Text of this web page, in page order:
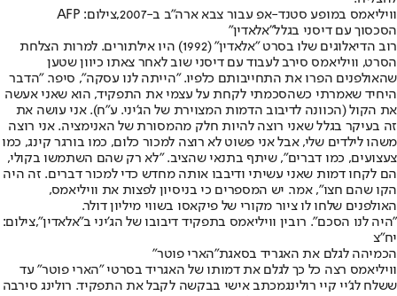
וויליאמס במופע סטנד-אפ עבור צבא ארה"ב ב-2007,צילום: AFP
הסכסוך עם דיסני בגלל"אלאדין"
רוב הדיאלוגים שלו בסרט "אלאדין" (1992) היו אילתורים. למרות הצלחת
הסרט, וויליאמס סירב לעבוד עם דיסני שוב לאחר צאתו כיוון שטען
שהאולפנים הפרו את התחייבותם כלפיו. "הייתה לנו עסקה", סיפר. "הדבר
היחיד שאמרתי כשהסכמתי לקחת על עצמי את התפקיד, הוא שאני אעשה
את הקול (הכוונה לדיבוב הדמות המצוירת של הג'יני. ע"ח). אני עושה את
זה בעיקר בגלל שאני רוצה להיות חלק מהמסורת של האנימציה. אני רוצה
משהו לילדים שלי, אבל אני פשוט לא רוצה למכור כלום, כמו בורגר קינג, כמו
צעצועים, כמו דברים", שיתף בתנאי שהציב. "לא רק שהם השתמשו בקולי,
הם לקחו דמות שאני עשיתי ודיבבו אותה מחדש כדי למכור דברים. זה היה
הקו שהם חצו", אמר. יש המספרים כי בניסיון לפצות את וויליאמס,
האולפנים שלחו לו ציור מקורי של פיקאסו בשווי מיליון דולר.
"היה לנו הסכם". רובין וויליאמס בתפקיד דיבובו של הג'יני ב"אלאדין",צילום:
יח"צ
הכמיהה לגלם את האגריד בסאגת"הארי פוטר"
וויליאמס רצה כל כך לגלם את דמותו של האגריד בסרטי "הארי פוטר" עד
ששלח לג'יי קיי רולינגמכתב אישי בבקשה לקבל את התפקיד. רולינג סירבה